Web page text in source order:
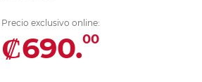
Precio exclusivo online:
₡690.00